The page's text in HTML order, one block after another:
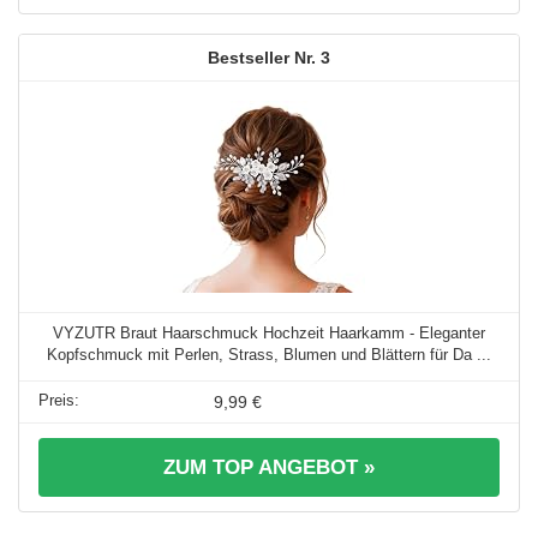
3
VYZUTR Braut Haarschmuck Hochzeit Haarkamm - Eleganter
Kopfschmuck mit Perlen, Strass, Blumen und Blättern für Da ...
9,99 €
ZUM TOP ANGEBOT »